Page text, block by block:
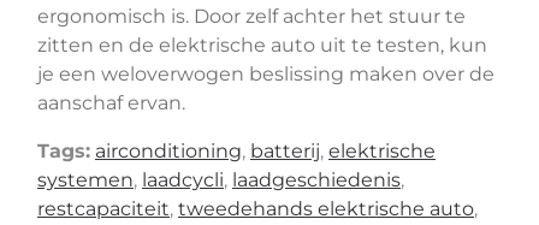
ergonomisch is. Door zelf achter het stuur te
zitten en de elektrische auto uit te testen, kun
je een weloverwogen beslissing maken over de
aanschaf ervan.
Tags: airconditioning, batterij, elektrische
systemen, laadcycli, laadgeschiedenis,
restcapaciteit, tweedehands elektrische auto,